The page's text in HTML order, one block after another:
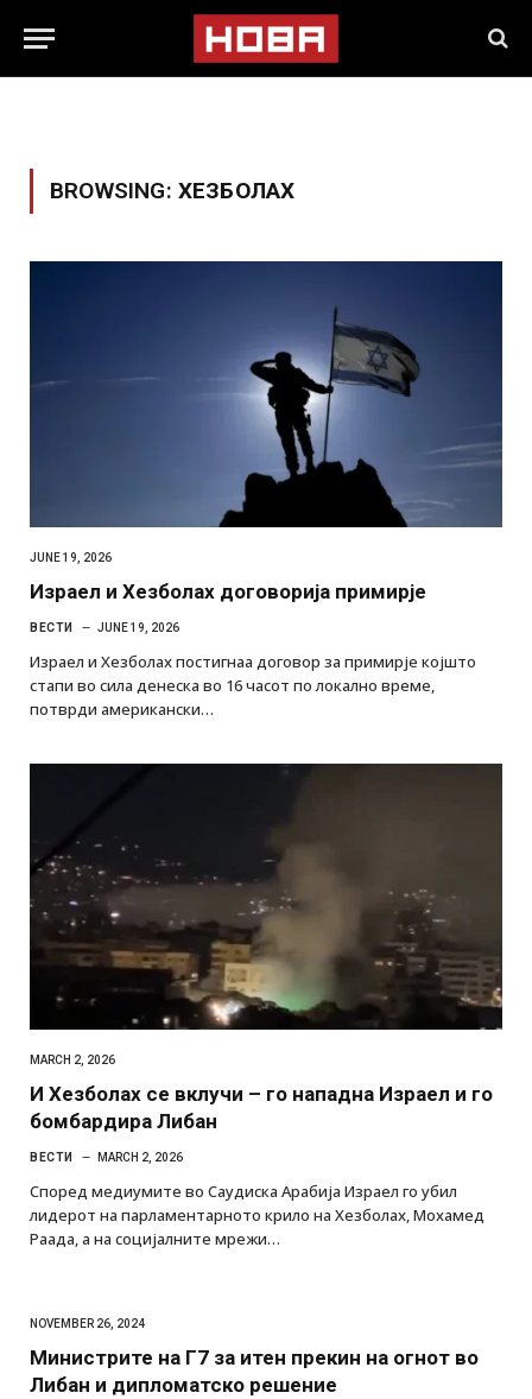
BROWSING: ХЕЗБОЛАХ
JUNE 19, 2026
Израел и Хезболах договорија примирје
ВЕСТИ JUNE 19, 2026
Израел и Хезболах постигнаа договор за примирје којшто
стапи во сила денеска во 16 часот по локално време,
потврди американски…
MARCH 2, 2026
И Хезболах се вклучи – го нападна Израел и го
бомбардира Либан
ВЕСТИ MARCH 2, 2026
Според медиумите во Саудиска Арабија Израел го убил
лидерот на парламентарното крило на Хезболах, Мохамед
Раада, а на социјалните мрежи…
NOVEMBER 26, 2024
Министрите на Г7 за итен прекин на огнот во
Либан и дипломатско решение